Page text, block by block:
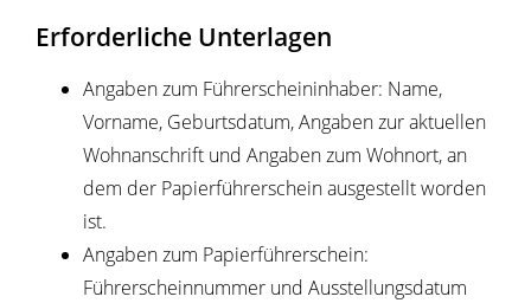
Erforderliche Unterlagen
Angaben zum Führerscheininhaber: Name,
Vorname, Geburtsdatum, Angaben zur aktuellen
Wohnanschrift und Angaben zum Wohnort, an
dem der Papierführerscheinausgestellt worden
ist.
Angaben zum Papierführerschein:
Führerscheinnummer und Ausstellungsdatum